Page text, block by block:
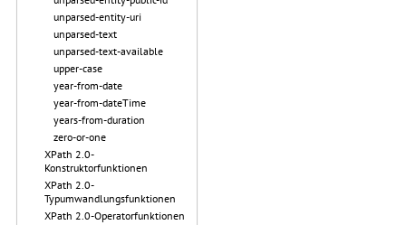
unparsed-entity-uri
unparsed-text
unparsed-text-available
upper-case
year-from-date
year-from-dateTime
years-from-duration
zero-or-one
XPath 2.0-
Konstruktorfunktionen
XPath 2.0-
Typumwandlungsfunktionen
XPath 2.0-Operatorfunktionen